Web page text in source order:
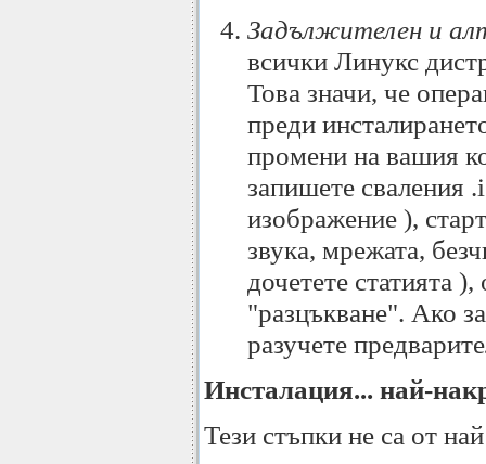
Задължителен и
всички Линукс
Това значи, че
преди
промени на вашия
запишете сваления
изображение ),
звука, мрежата,
дочетете статията
"разцъкване". Ако
разучете
Инсталация... най-
Тези стъпки не са от